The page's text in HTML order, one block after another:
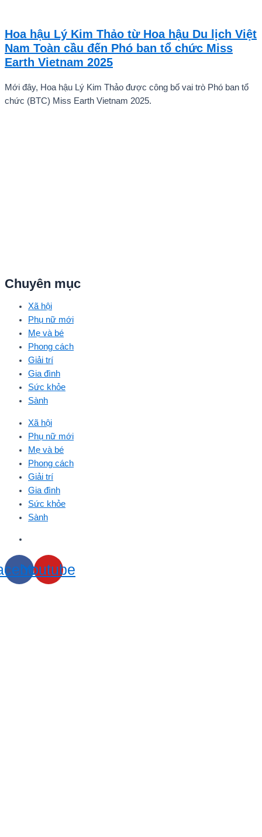
ấn tượng mạnh với giọng hát trữ tình sâu lắng, mang đậm hơi thở
quê hương.
Hoa hậu Lý Kim Thảo từ Hoa hậu Du lịch Việt
Nam Toàn cầu đến Phó ban tổ chức Miss
Earth Vietnam 2025
Mới đây, Hoa hậu Lý Kim Thảo được công bố vai trò Phó ban tổ
chức (BTC) Miss Earth Vietnam 2025.
Chuyên mục
Xã hội
Phụ nữ mới
Mẹ và bé
Phong cách
Giải trí
Gia đình
Sức khỏe
Sành
Xã hội
Phụ nữ mới
Mẹ và bé
Phong cách
Giải trí
Gia đình
Sức khỏe
Sành
Youtube